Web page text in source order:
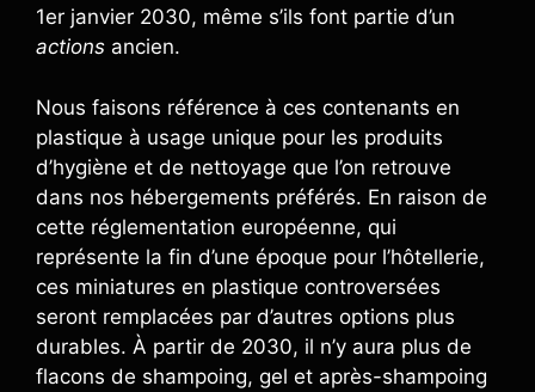
1er janvier 2030, même s’ils font partie d’un
actions ancien.
Nous faisons référence à ces contenants en
plastique à usage unique pour les produits
d’hygiène et de nettoyage que l’on retrouve
dans nos hébergements préférés. En raison de
cette réglementation européenne, qui
représente la fin d’une époque pour l’hôtellerie,
ces miniatures en plastique controversées
seront remplacées par d’autres options plus
durables. À partir de 2030, il n’y aura plus de
flacons de shampoing, gel et après-shampoing